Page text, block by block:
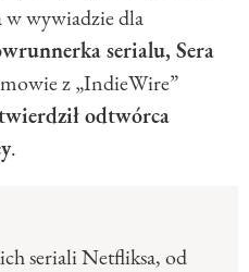
w wywiadzie dla
serialu, Sera
z „IndieWire”
odtwórca
.
seriali Netfliksa, od